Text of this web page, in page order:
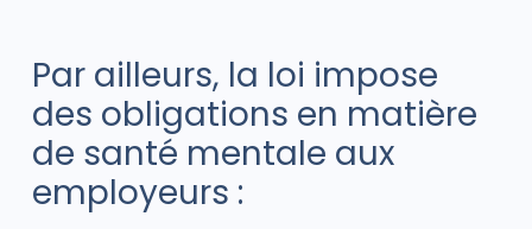
Par ailleurs, la loi impose
des obligations en matière
de santé mentale aux
employeurs :